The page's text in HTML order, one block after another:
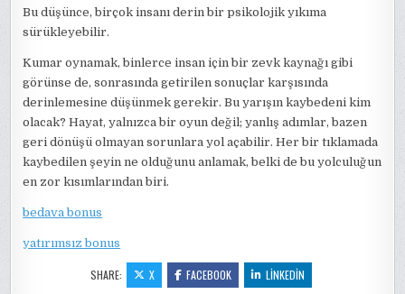
Bu düşünce, birçok insanı derin bir psikolojik yıkıma
sürükleyebilir.
Kumar oynamak, binlerce insan için bir zevk kaynağı gibi
görünse de, sonrasında getirilen sonuçlar karşısında
derinlemesine düşünmek gerekir. Bu yarışın kaybedeni kim
olacak? Hayat, yalnızca bir oyun değil; yanlış adımlar, bazen
geri dönüşü olmayan sorunlara yol açabilir. Her bir tıklamada
kaybedilen şeyin ne olduğunu anlamak, belki de bu yolculuğun
en zor kısımlarından biri.
bedava bonus
yatırımsız bonus
SHARE: X FACEBOOK LINKEDIN